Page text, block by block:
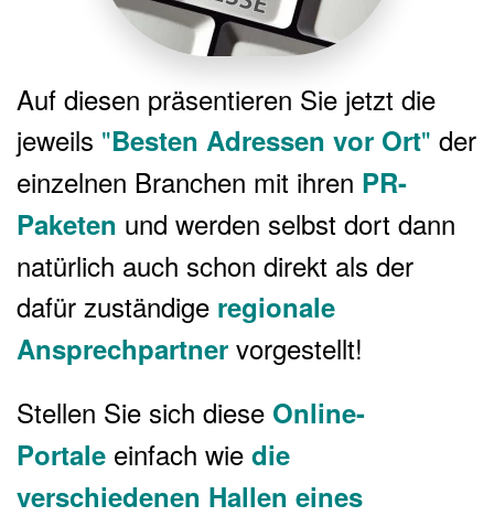
Auf diesen präsentieren Sie jetzt die
jeweils "Besten Adressen vor Ort" der
einzelnen Branchen mit ihren PR-
Paketen und werden selbst dort dann
natürlich auch schon direkt als der
dafür zuständige regionale
Ansprechpartner vorgestellt!
Stellen Sie sich diese Online-
Portale einfach wie die
verschiedenen Hallen eines